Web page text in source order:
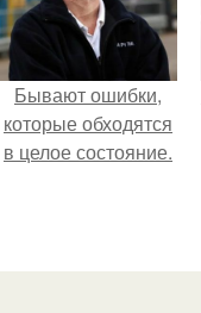
Бывают ошибки,
которые обходятся
в целое состояние.